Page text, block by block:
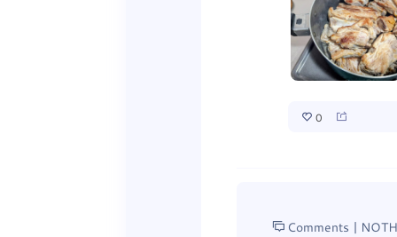
0
Comments |